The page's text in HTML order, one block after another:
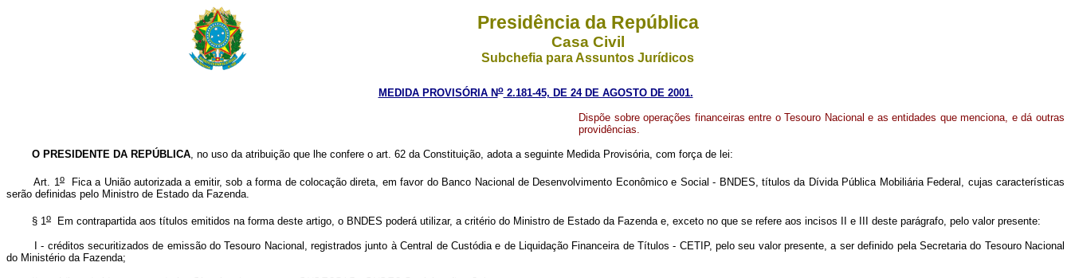
Presidência da República
Casa Civil
Subchefia para Assuntos Jurídicos
MEDIDA PROVISÓRIA No2.181-45, DE 24 DE AGOSTO DE 2001.
Dispõe sobre operações financeiras entre o Tesouro Nacional e as entidades que menciona, e dá outras
providências.
O PRESIDENTE DA REPÚBLICA, no uso da atribuição que lhe confere o art. 62 da Constituição, adota a seguinte Medida Provisória, com força de lei:
Art. 1oFica a União autorizada a emitir, sob a forma de colocação direta, em favor do Banco Nacional de Desenvolvimento Econômico e Social - BNDES, títulos da Dívida Pública Mobiliária Federal, cujas características
serão definidas pelo Ministro de Estado da Fazenda.
§ 1o Em contrapartida aos títulos emitidos na forma deste artigo, o BNDES poderá utilizar, a critério do Ministro de Estado da Fazenda e, exceto no que se refere aos incisos II e III deste parágrafo, pelo valor presente:
I - créditos securitizados de emissão do Tesouro Nacional, registrados junto à Central de Custódia e de Liquidação Financeira de Títulos - CETIP, pelo seu valor presente, a ser definido pela Secretaria do Tesouro Nacional
do Ministério da Fazenda;